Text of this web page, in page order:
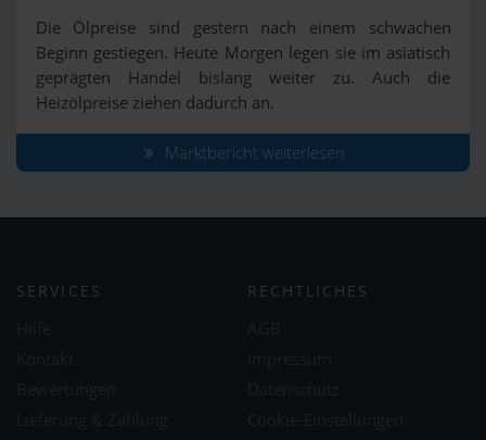
Die Ölpreise sind gestern nach einem schwachen
Beginn gestiegen. Heute Morgen legen sie im asiatisch
geprägten Handel bislang weiter zu. Auch die
Heizölpreise ziehen dadurch an.
Marktbericht weiterlesen
SERVICES RECHTLICHES